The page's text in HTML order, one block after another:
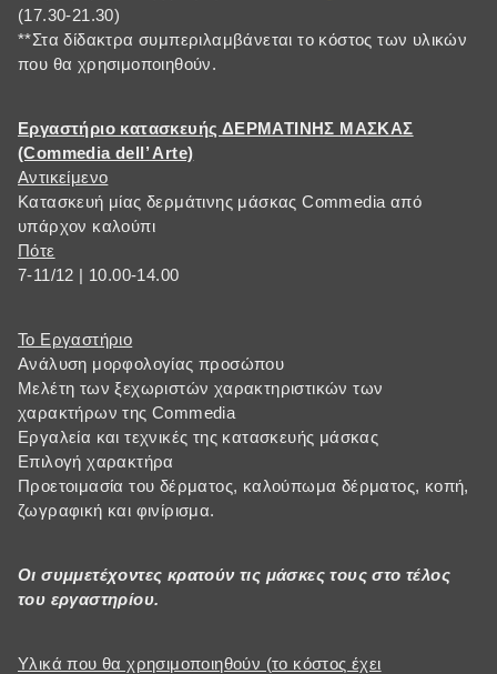
(17.30-21.30)
**Στα δίδακτρα συμπεριλαμβάνεται το κόστος των υλικών
που θα χρησιμοποιηθούν.
Εργαστήριο κατασκευής ΔΕΡΜΑΤΙΝΗΣ ΜΑΣΚΑΣ
(Commedia dell’ Arte)
Αντικείμενο
Κατασκευή μίας δερμάτινης μάσκας Commedia από
υπάρχον καλούπι
Πότε
7-11/12 | 10.00-14.00
Το Εργαστήριο
Ανάλυση μορφολογίας προσώπου
Μελέτη των ξεχωριστών χαρακτηριστικών των
χαρακτήρων της Commedia
Εργαλεία και τεχνικές της κατασκευής μάσκας
Επιλογή χαρακτήρα
Προετοιμασία του δέρματος, καλούπωμα δέρματος, κοπή,
ζωγραφική και φινίρισμα.
Οι συμμετέχοντες κρατούν τις μάσκες τους στο τέλος
του εργαστηρίου.
Υλικά που θα χρησιμοποιηθούν (το κόστος έχει